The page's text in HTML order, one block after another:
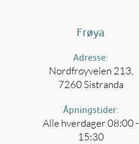
Frøya
Adresse:
Nordfrøyveien 213,
7260 Sistranda
Åpningstider:
Alle hverdager 08:00 -
15:30